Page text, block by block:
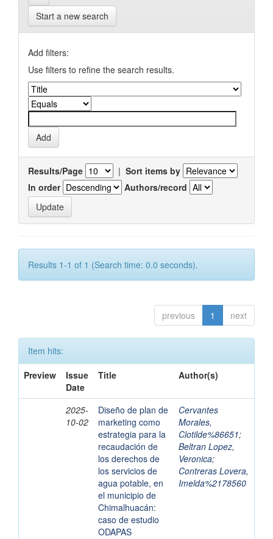
Start a new search
Add filters:
Use filters to refine the search results.
Results/Page | Sort items by
In order
Authors/record
Results 1-1 of 1 (Search time: 0.0 seconds).
previous 1 next
Item hits:
Preview
Issue
Date
Title Author(s)
2025-
10-02
Diseño de plan de
marketing como
estrategia para la
recaudación de
los derechos de
los servicios de
agua potable, en
el municipio de
Chimalhuacán:
caso de estudio
ODAPAS
Cervantes
Morales,
Clotilde%86651;
Beltran Lopez,
Veronica;
Contreras Lovera,
Imelda%2178560